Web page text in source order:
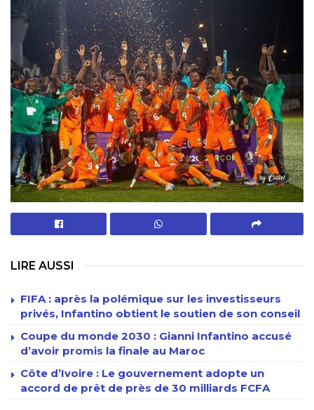
LIRE AUSSI
FIFA : après la polémique sur les investisseurs
privés, Infantino obtient le soutien de son conseil
Coupe du monde 2030 : Gianni Infantino accusé
d’avoir promis la finale au Maroc
Côte d’Ivoire : Le gouvernement adopte un
accord de prêt de près de 30 milliards FCFA